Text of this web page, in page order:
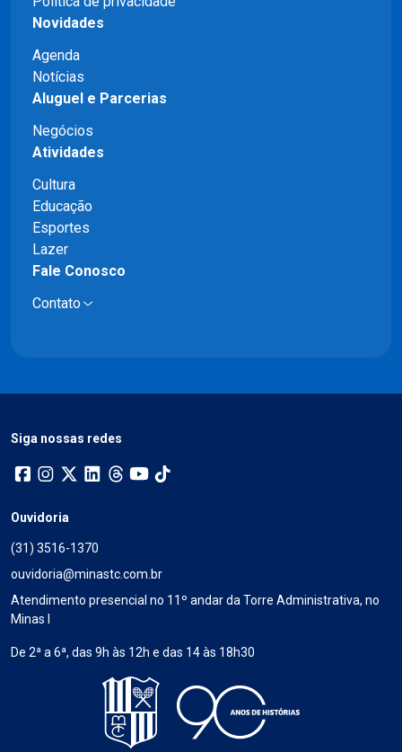
Novidades
Agenda
Notícias
Aluguel e Parcerias
Negócios
Atividades
Cultura
Educação
Esportes
Lazer
Fale Conosco
Contato
Siga nossas redes
Ouvidoria
(31) 3516-1370
ouvidoria@minastc.com.br
Atendimento presencial no 11º andar da Torre Administrativa, no
Minas I
De 2ª a 6ª, das 9h às 12h e das 14 às 18h30